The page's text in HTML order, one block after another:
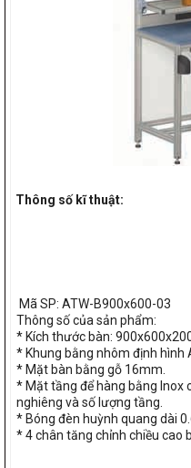
Thông số kĩ thuật:
Mã SP: ATW-B900x600-03
Thông số của sản phẩm:
* Kích thước bàn:
* Khung bằng nhôm định hình
* Mặt bàn bằng gỗ 16mm.
* Mặt tầng để hàng bằng Inox
nghiêng và số lượng tầng.
* Bóng đèn huỳnh quang dài
* 4 chân tăng chỉnh chiều cao